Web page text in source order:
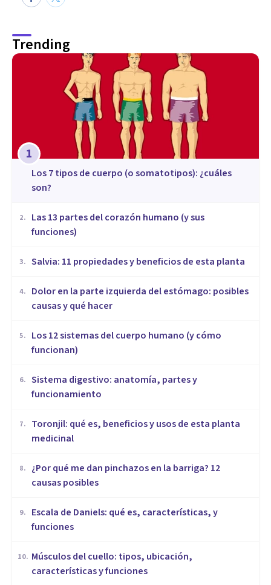
Trending
1
​Los 7 tipos de cuerpo (o somatotipos): ¿cuáles
son?
2.
Las 13 partes del corazón humano (y sus
funciones)
3. Salvia: 11 propiedades y beneficios de esta planta
4.
Dolor en la parte izquierda del estómago: posibles
causas y qué hacer
5.
Los 12 sistemas del cuerpo humano (y cómo
funcionan)
6. Sistema digestivo: anatomía, partes y
funcionamiento
7.
Toronjil: qué es, beneficios y usos de esta planta
medicinal
8.
¿Por qué me dan pinchazos en la barriga? 12
causas posibles
9.
Escala de Daniels: qué es, características, y
funciones
10. Músculos del cuello: tipos, ubicación,
características y funciones